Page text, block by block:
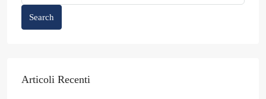
Search
Articoli Recenti